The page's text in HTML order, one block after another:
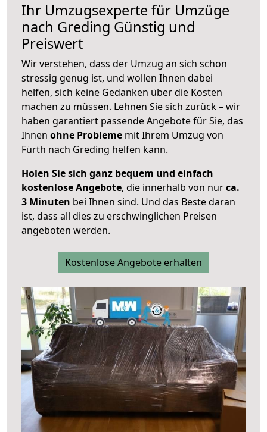
Ihr Umzugsexperte für Umzüge
nach Greding Günstig und
Preiswert
Wir verstehen, dass der Umzug an sich schon
stressig genug ist, und wollen Ihnen dabei
helfen, sich keine Gedanken über die Kosten
machen zu müssen. Lehnen Sie sich zurück – wir
haben garantiert passende Angebote für Sie, das
Ihnen ohne Probleme mit Ihrem Umzug von
Fürth nach Greding helfen kann.
Holen Sie sich ganz bequem und einfach
kostenlose Angebote, die innerhalb von nurca.
3 Minuten bei Ihnen sind. Und das Beste daran
ist, dass all dies zu erschwinglichen Preisen
angeboten werden.
Kostenlose Angebote erhalten